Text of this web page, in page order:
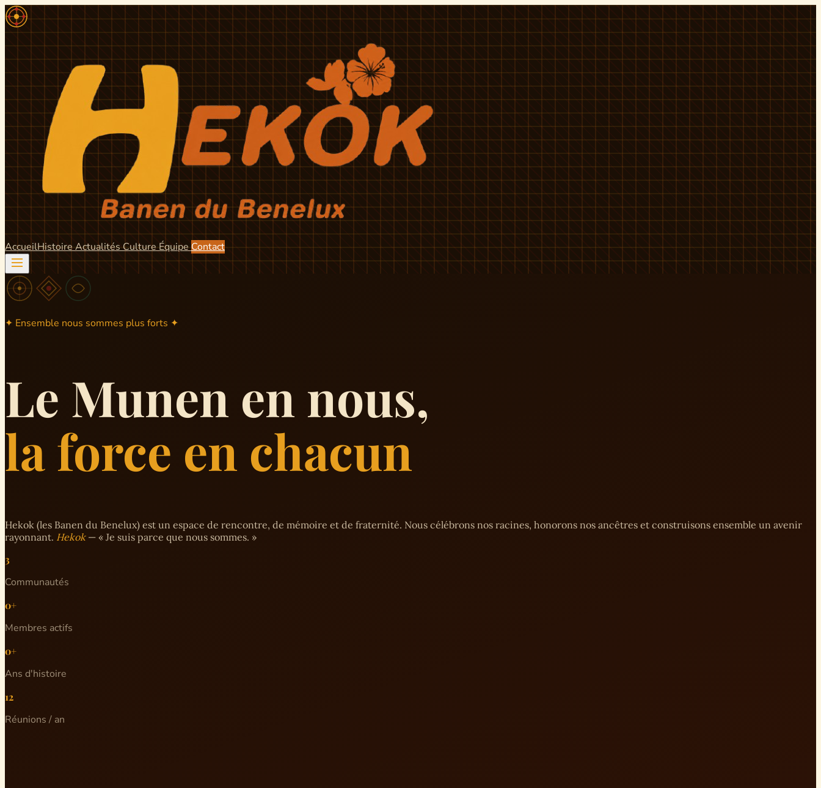
AccueilHistoire ActualitésCulture Équipe Contact
✦ Ensemble nous sommes plus forts ✦
Le Munen en nous,
la force en chacun
Hekok (les Banen du Benelux) est un espace de rencontre, de mémoire et de fraternité. Nous célébrons nos racines, honorons nos ancêtres et construisons ensemble un avenir
rayonnant. Hekok— « Je suis parce que nous sommes. »
3
Communautés
0+
Membres actifs
0+
Ans d'histoire
12
Réunions / an